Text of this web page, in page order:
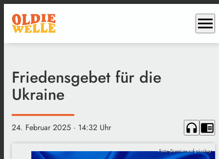
menu
Friedensgebet für die
Ukraine
24. Februar 2025 · 14:32 Uhr headphones chrome_reader_mode
Foto: Damian auf pixabay